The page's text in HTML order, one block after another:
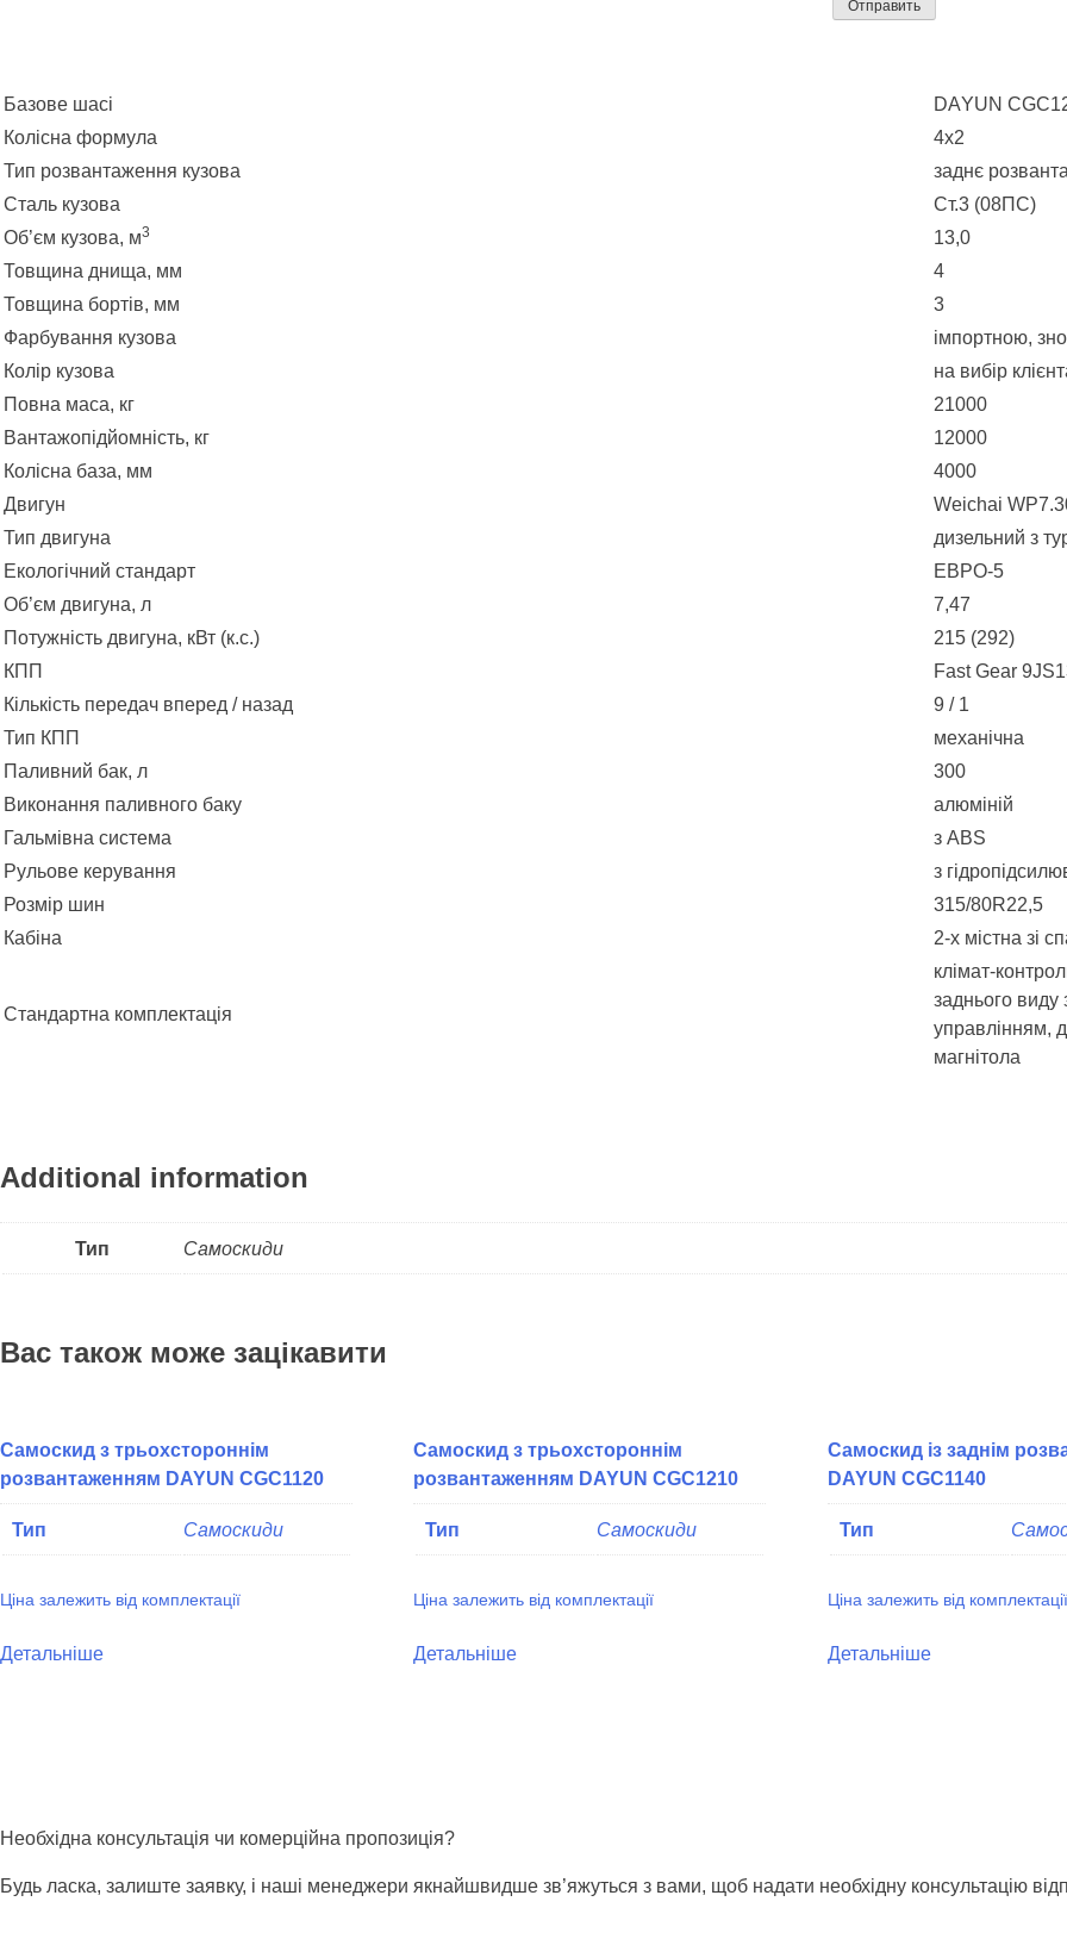
Базове шасі
DАYUN
Колісна формула
4х2
Тип розвантаження кузова
заднє
Сталь кузова
Ст.3 (08ПС)
Об’єм кузова, м3
13,0
Товщина днища, мм
4
Товщина бортів, мм
3
Фарбування кузова
імпортною,
Колір кузова
на вибір
Повна маса, кг
21000
Вантажопідйомність, кг
12000
Колісна база, мм
4000
Двигун
Weichai
Тип двигуна
дизельний з
Екологічний стандарт
ЕВРО-5
Об’єм двигуна, л
7,47
Потужність двигуна, кВт (к.с.)
215 (292)
КПП
Fast Gear
Кількість передач вперед / назад
9 / 1
Тип КПП
механічна
Паливний бак, л
300
Виконання паливного баку
алюміній
Гальмівна система
з ABS
Рульове керування
з
Розмір шин
315/80R22,5
Кабіна
2-х містна зі
Стандартна комплектація
клімат-
заднього виду
управлінням,
магнітола
Additional information
Тип Самоскиди
Вас також може зацікавити
Самоскид з трьохстороннім
розвантаженням DAYUN CGC1120
Тип Самоскиди
Ціна залежить від комплектації
Детальніше
Самоскид з трьохстороннім
розвантаженням DAYUN CGC1210
Тип Самоскиди
Ціна залежить від комплектації
Детальніше
Самоскид із заднім
DAYUN CGC1140
Тип
Ціна залежить від комплектації
Детальніше
Необхідна консультація чи комерційна пропозиція?
Будь ласка, залиште заявку, і наші менеджери якнайшвидше зв’яжуться з вами, щоб надати необхідну консультацію